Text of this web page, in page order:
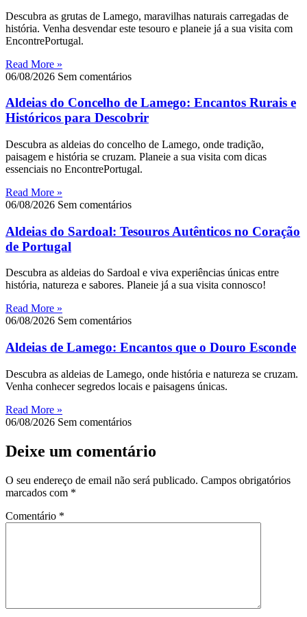
Descubra as grutas de Lamego, maravilhas naturais carregadas de
história. Venha desvendar este tesouro e planeie já a sua visita com
EncontrePortugal.
Read More »
06/08/2026 Sem comentários
Aldeias do Concelho de Lamego: Encantos Rurais e
Históricos para Descobrir
Descubra as aldeias do concelho de Lamego, onde tradição,
paisagem e história se cruzam. Planeie a sua visita com dicas
essenciais no EncontrePortugal.
Read More »
06/08/2026 Sem comentários
Aldeias do Sardoal: Tesouros Autênticos no Coração
de Portugal
Descubra as aldeias do Sardoal e viva experiências únicas entre
história, natureza e sabores. Planeie já a sua visita connosco!
Read More »
06/08/2026 Sem comentários
Aldeias de Lamego: Encantos que o Douro Esconde
Descubra as aldeias de Lamego, onde história e natureza se cruzam.
Venha conhecer segredos locais e paisagens únicas.
Read More »
06/08/2026 Sem comentários
Deixe um comentário
O seu endereço de email não será publicado. Campos obrigatórios
marcados com *
Comentário *